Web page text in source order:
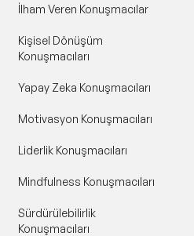
İlham Veren Konuşmacılar
Kişisel Dönüşüm
Konuşmacıları
Yapay Zeka Konuşmacıları
Motivasyon Konuşmacıları
Liderlik Konuşmacıları
Mindfulness Konuşmacıları
Sürdürülebilirlik
Konuşmacıları